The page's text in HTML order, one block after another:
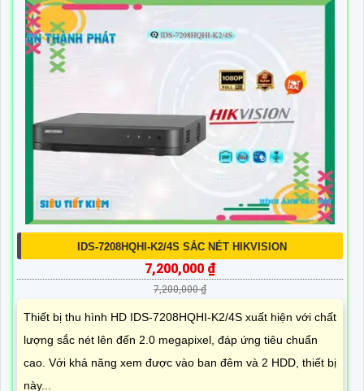
IDS-7208HQHI-K2/4S SẮC NÉT HIKVISION
7,200,000 ₫
7,200,000 ₫
Thiết bị thu hình HD IDS-7208HQHI-K2/4S xuất hiện với chất
lượng sắc nét lên đến 2.0 megapixel, đáp ứng tiêu chuẩn
cao. Với khả năng xem được vào ban đêm và 2 HDD, thiết bị
này...